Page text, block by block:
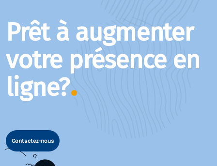
Prêt à augmenter
votre présence en
ligne?
Contactez-nous